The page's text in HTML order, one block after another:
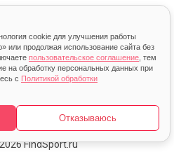
cookie для улучшения работы
или продолжая использование сайта без
пользовательское соглашение , тем
на обработку персональных данных при
с Политикой обработки
Отказываюсь
информацию о каждом зале: от
и стоимости занятий.
FindSport.ru